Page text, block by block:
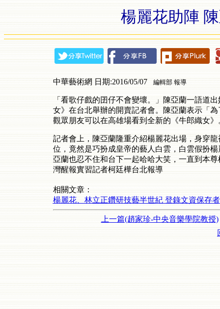
楊麗花助陣
中華藝術網 日期:2016/05/07 編輯部 報導
「看歌仔戲的囝仔不會變壞。」陳亞蘭一語道
女》在台北舉辦的開賣記者會。陳亞蘭表示「
觀眾朋友可以在高雄場看到全新的《牛郎織女》
記者會上，陳亞蘭隆重介紹楊麗花出場，身穿
位，竟然是巧扮成皇帝的藝人白雲，白雲假扮
亞蘭也忍不住和台下一起哈哈大笑，一直到本
灣醒報實習記者柯廷樺台北報導
相關文章：
楊麗花、林立正鑽研技藝半世紀 登錄文資保存者
上一篇(趙家珍-中央音樂學院教授)